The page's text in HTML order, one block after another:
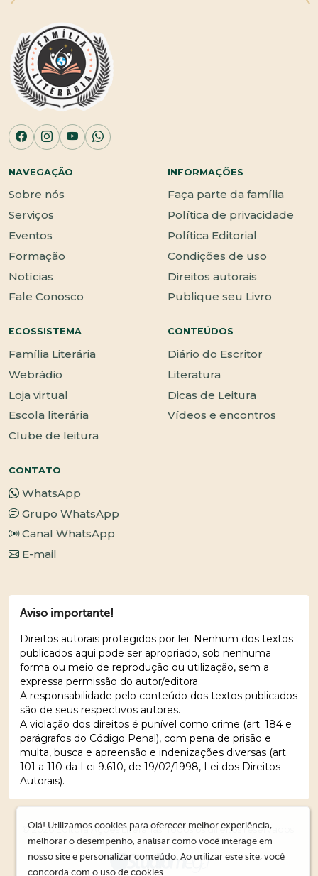
NAVEGAÇÃO
Sobre nós
Serviços
Eventos
Formação
Notícias
Fale Conosco
INFORMAÇÕES
Faça parte da família
Política de privacidade
Política Editorial
Condições de uso
Direitos autorais
Publique seu Livro
ECOSSISTEMA
Família Literária
Webrádio
Loja virtual
Escola literária
Clube de leitura
CONTEÚDOS
Diário do Escritor
Literatura
Dicas de Leitura
Vídeos e encontros
CONTATO
WhatsApp
Grupo WhatsApp
Canal WhatsApp
E-mail
Aviso importante!
Direitos autorais protegidos por lei. Nenhum dos textos
publicados aqui pode ser apropriado, sob nenhuma
forma ou meio de reprodução ou utilização, sem a
expressa permissão do autor/editora.
A responsabilidade pelo conteúdo dos textos publicados
são de seus respectivos autores.
A violação dos direitos é punível como crime (art. 184 e
parágrafos do Código Penal), com pena de prisão e
multa, busca e apreensão e indenizações diversas (art.
101 a 110 da Lei 9.610, de 19/02/1998, Lei dos Direitos
Autorais).
© 2026 Editora Ações Literárias. Todos os direitos reservados.
Olá! Utilizamos cookies para oferecer melhor experiência,
melhorar o desempenho, analisar como você interage em
nosso site e personalizar conteúdo. Ao utilizar este site, você
concorda com o uso de cookies.